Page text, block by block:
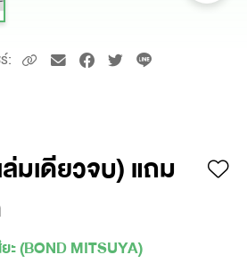
:
มเดียวจบ) แถม
(BOND MITSUYA)